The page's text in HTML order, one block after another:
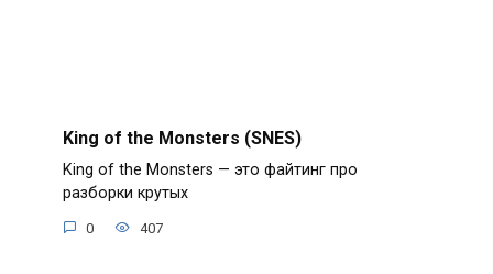
King of the Monsters (SNES)
King of the Monsters — это файтинг про
разборки крутых
0 407